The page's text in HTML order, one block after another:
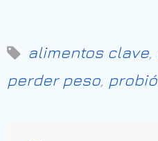
alimentos clave,
perder peso,